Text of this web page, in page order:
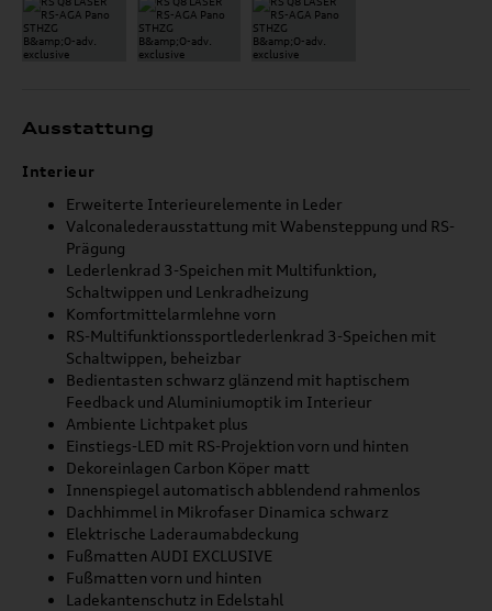
Ausstattung
Interieur
Erweiterte Interieurelemente in Leder
Valconalederausstattung mit Wabensteppung und RS-
Prägung
Lederlenkrad 3-Speichen mit Multifunktion,
Schaltwippen und Lenkradheizung
Komfortmittelarmlehne vorn
RS-Multifunktionssportlederlenkrad 3-Speichen mit
Schaltwippen, beheizbar
Bedientasten schwarz glänzend mit haptischem
Feedback und Aluminiumoptik im Interieur
Ambiente Lichtpaket plus
Einstiegs-LED mit RS-Projektion vorn und hinten
Dekoreinlagen Carbon Köper matt
Innenspiegel automatisch abblendend rahmenlos
Dachhimmel in Mikrofaser Dinamica schwarz
Elektrische Laderaumabdeckung
Fußmatten AUDI EXCLUSIVE
Fußmatten vorn und hinten
Ladekantenschutz in Edelstahl